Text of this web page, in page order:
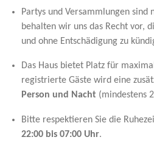
Partys und Versammlungen sind
behalten wir uns das Recht vor,
und ohne Entschädigung zu
Das Haus bietet Platz für
registrierte Gäste wird eine
Person und Nacht (mindestens
Bitte respektieren Sie die
22:00 bis 07:00 Uhr.